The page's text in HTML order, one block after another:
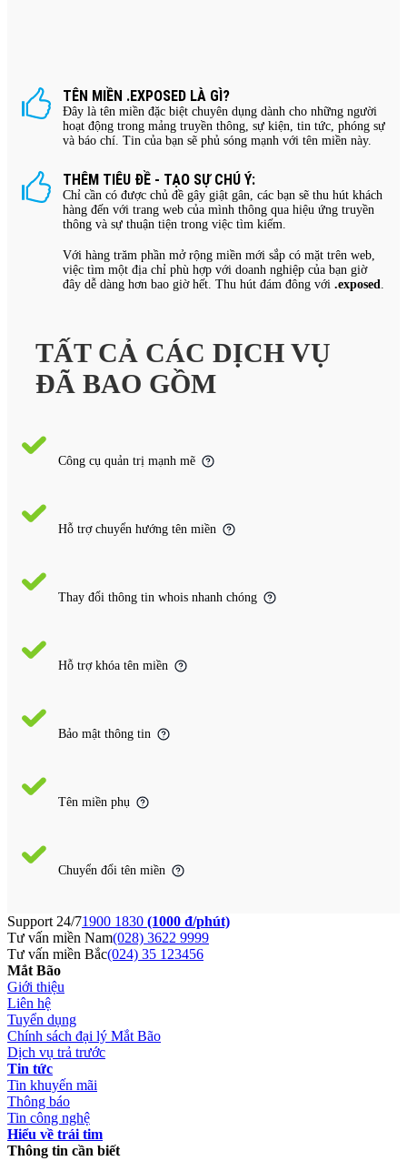
TÊN MIỀN .EXPOSED LÀ GÌ?
Đây là tên miền đặc biệt chuyên dụng dành cho những người
hoạt động trong mảng truyền thông, sự kiện, tin tức, phóng sự
và báo chí. Tin của bạn sẽ phủ sóng mạnh với tên miền này.
THÊM TIÊU ĐỀ - TẠO SỰ CHÚ Ý:
Chỉ cần có được chủ đề gây giật gân, các bạn sẽ thu hút khách
hàng đến với trang web của mình thông qua hiệu ứng truyền
thông và sự thuận tiện trong việc tìm kiếm.
Với hàng trăm phần mở rộng miền mới sắp có mặt trên web,
việc tìm một địa chỉ phù hợp với doanh nghiệp của bạn giờ
đây dễ dàng hơn bao giờ hết. Thu hút đám đông với .exposed
TẤT CẢ CÁC DỊCH VỤ
ĐÃ BAO GỒM
Công cụ quản trị mạnh mẽ
Hỗ trợ chuyển hướng tên miền
Thay đổi thông tin whois nhanh chóng
Hỗ trợ khóa tên miền
Bảo mật thông tin
Tên miền phụ
Chuyển đổi tên miền
Support 24/71900 1830 (1000 đ/phút)
Tư vấn miền Nam(028) 3622 9999
Tư vấn miền Bắc(024) 35 123456
Mắt Bão
Giới thiệu
Liên hệ
Tuyển dụng
Chính sách đại lý Mắt Bão
Dịch vụ trả trước
Tin tức
Tin khuyến mãi
Thông báo
Tin công nghệ
Hiểu về trái tim
Thông tin cần biết